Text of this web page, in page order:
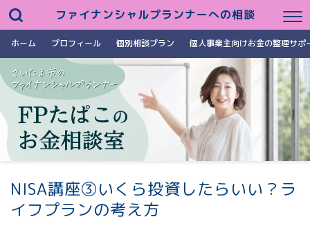
ファイナンシャルプランナーへの相談
ホーム プロフィール 個別相談プラン 個人事業主向けお金の整理サポ
NISA講座③いくら投資したらいい？ラ
イフプランの考え方